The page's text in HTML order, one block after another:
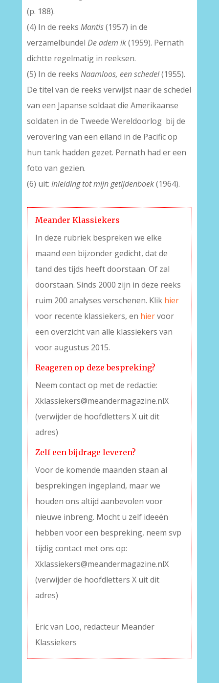
(p. 188).
(4) In de reeks Mantis(1957) in de
verzamelbundel De adem ik(1959). Pernath
dichtte regelmatig in reeksen.
(5) In de reeks Naamloos, een schedel(1955).
De titel van de reeks verwijst naar de schedel
van een Japanse soldaat die Amerikaanse
soldaten in de Tweede Wereldoorlog bij de
verovering van een eiland in de Pacific op
hun tank hadden gezet. Pernath had er een
foto van gezien.
(6) uit: Inleiding tot mijn getijdenboek(1964).
Meander Klassiekers
In deze rubriek bespreken we elke
maand een bijzonder gedicht, dat de
tand des tijds heeft doorstaan. Of zal
doorstaan. Sinds 2000 zijn in deze reeks
ruim 200 analyses verschenen. Klik hier
voor recente klassiekers, en hiervoor
een overzicht van alle klassiekers van
voor augustus 2015.
Reageren op deze bespreking?
Neem contact op met de redactie:
Xklassiekers@meandermagazine.nlX
(verwijder de hoofdletters X uit dit
adres)
Zelf een bijdrage leveren?
Voor de komende maanden staan al
besprekingen ingepland, maar we
houden ons altijd aanbevolen voor
nieuwe inbreng. Mocht u zelf ideeën
hebben voor een bespreking, neem svp
tijdig contact met ons op:
Xklassiekers@meandermagazine.nlX
(verwijder de hoofdletters X uit dit
adres)
Eric van Loo, redacteur Meander
Klassiekers